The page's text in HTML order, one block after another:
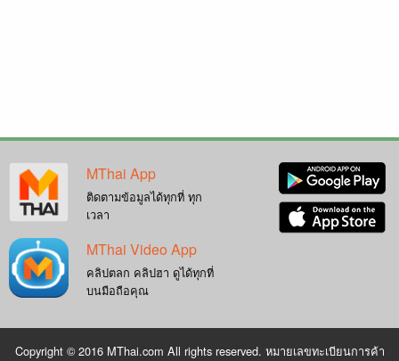
MThai App
ติดตามข้อมูลได้ทุกที่ ทุก
เวลา
MThai Video App
คลิปตลก คลิปฮา ดูได้ทุกที่
บนมือถือคุณ
Copyright © 2016 MThai.com All rights reserved. หมายเลขทะเบียนการค้า